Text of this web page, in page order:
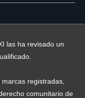
las ha revisado un
registradas,
comunitario de